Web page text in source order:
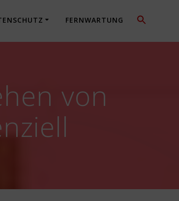
FERNWARTUNG
von